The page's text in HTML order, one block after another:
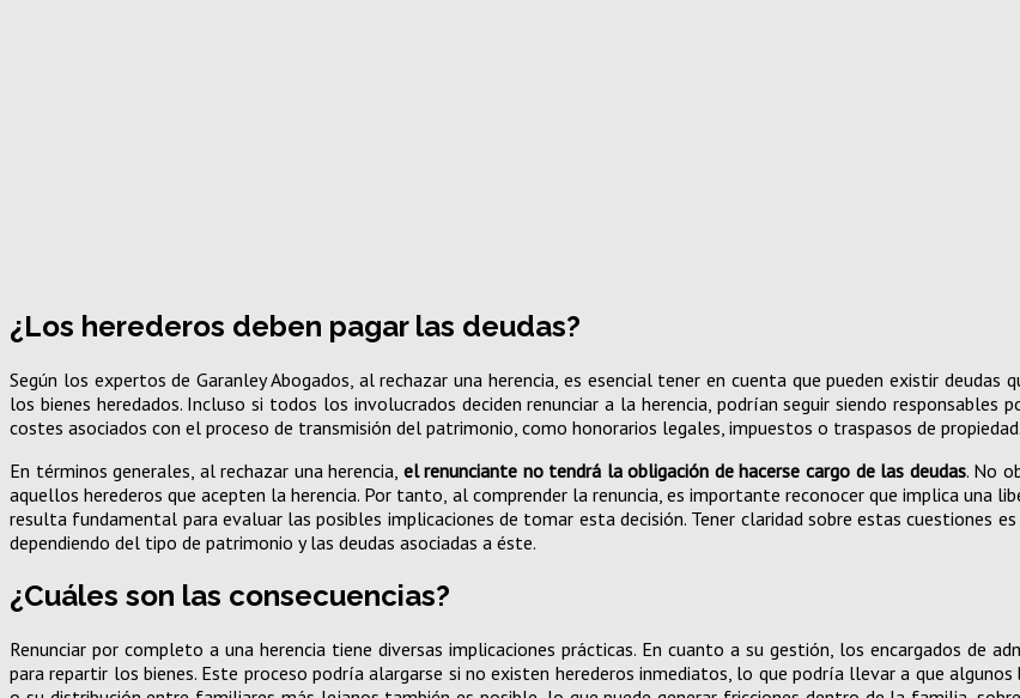
¿Los herederos deben pagar las deudas?
Según los expertos de Garanley Abogados, al rechazar una herencia, es esencial tener en cuenta que pueden existir
los bienes heredados. Incluso si todos los involucrados deciden renunciar a la herencia, podrían seguir siendo
costes asociados con el proceso de transmisión del patrimonio, como honorarios legales, impuestos o traspasos de propiedad.
En términos generales, al rechazar una herencia, el renunciante no tendrá la obligación de hacerse cargo de las deudas. No
aquellos herederos que acepten la herencia. Por tanto, al comprender la renuncia, es importante reconocer que implica una
resulta fundamental para evaluar las posibles implicaciones de tomar esta decisión. Tener claridad sobre estas cuestiones
dependiendo del tipo de patrimonio y las deudas asociadas a éste.
¿Cuáles son las consecuencias?
Renunciar por completo a una herencia tiene diversas implicaciones prácticas. En cuanto a su gestión, los encargados de
para repartir los bienes. Este proceso podría alargarse si no existen herederos inmediatos, lo que podría llevar a que